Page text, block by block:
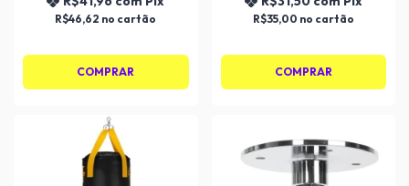
R$46,62
COMPRAR
R$35,00
COMPRAR